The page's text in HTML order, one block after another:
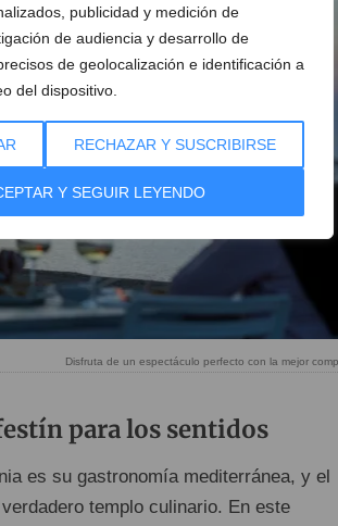
publicidad y medición de
de audiencia y desarrollo de
de geolocalización e identificación a
del dispositivo.
RECHAZAR Y SUSCRIBIRSE
Y SEGUIR LEYENDO
Disfruta de un espectáculo perfecto con la mejor
para los sentidos
es su gastronomía mediterránea, y el
templo culinario. En este